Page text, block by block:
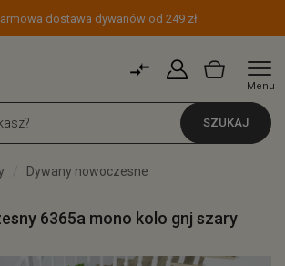
dostawa dywanów od 249 zł
Menu
SZUKAJ
Dywany nowoczesne
6365a mono kolo gnj szary